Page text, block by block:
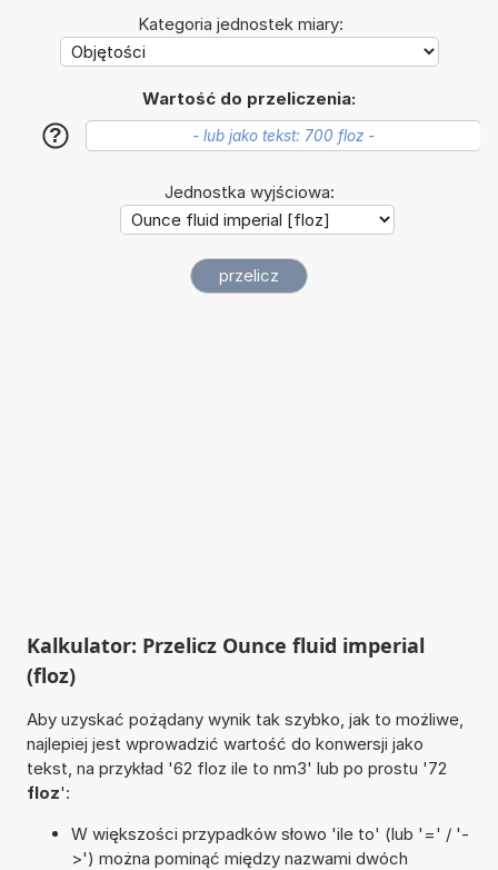
Kategoria jednostek miary:
Wartość do przeliczenia:
?
Jednostka wyjściowa:
Kalkulator: Przelicz Ounce fluid imperial
(floz)
Aby uzyskać pożądany wynik tak szybko, jak to możliwe,
najlepiej jest wprowadzić wartość do konwersji jako
tekst, na przykład '62 floz ile to nm3' lub po prostu '72
floz':
W większości przypadków słowo 'ile to' (lub '=' / '-
>') można pominąć między nazwami dwóch